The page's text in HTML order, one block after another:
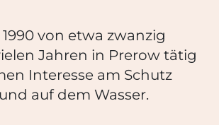
von etwa zwanzig
Jahren in Prerow tätig
Interesse am Schutz
auf dem Wasser.